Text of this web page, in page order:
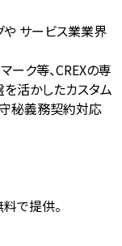
や サービス業業界
ーク等、CREXの専
活かしたカスタム
守秘義務契約対応
で提供。